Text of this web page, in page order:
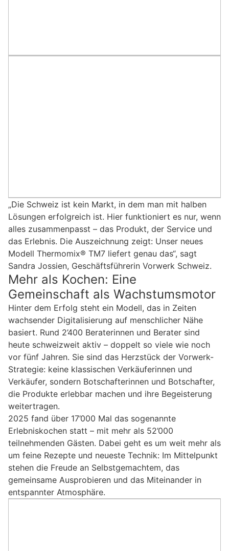
„Die Schweiz ist kein Markt, in dem man mit halben
Lösungen erfolgreich ist. Hier funktioniert es nur, wenn
alles zusammenpasst – das Produkt, der Service und
das Erlebnis. Die Auszeichnung zeigt: Unser neues
Modell Thermomix® TM7 liefert genau das“, sagt
Sandra Jossien, Geschäftsführerin Vorwerk Schweiz.
Mehr als Kochen: Eine
Gemeinschaft als Wachstumsmotor
Hinter dem Erfolg steht ein Modell, das in Zeiten
wachsender Digitalisierung auf menschlicher Nähe
basiert. Rund 2’400 Beraterinnen und Berater sind
heute schweizweit aktiv – doppelt so viele wie noch
vor fünf Jahren. Sie sind das Herzstück der Vorwerk-
Strategie: keine klassischen Verkäuferinnen und
Verkäufer, sondern Botschafterinnen und Botschafter,
die Produkte erlebbar machen und ihre Begeisterung
weitertragen.
2025 fand über 17’000 Mal das sogenannte
Erlebniskochen statt – mit mehr als 52’000
teilnehmenden Gästen. Dabei geht es um weit mehr als
um feine Rezepte und neueste Technik: Im Mittelpunkt
stehen die Freude an Selbstgemachtem, das
gemeinsame Ausprobieren und das Miteinander in
entspannter Atmosphäre.